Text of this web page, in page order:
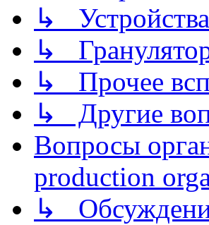
↳
↳
↳ Прочее
↳ Другие
Вопросы
production
↳